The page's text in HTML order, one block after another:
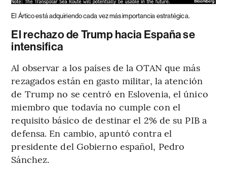
El Ártico está adquiriendo cada vez más importancia estratégica.
El rechazo de Trump hacia España se
intensifica
Al observar a los países de la OTAN que más
rezagados están en gasto militar, la atención
de Trump no se centró en Eslovenia, el único
miembro que todavía no cumple con el
requisito básico de destinar el 2% de su PIB a
defensa. En cambio, apuntó contra el
presidente del Gobierno español, Pedro
Sánchez.